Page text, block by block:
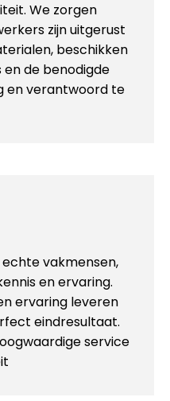
We zorgen
zijn uitgerust
beschikken
de benodigde
en verantwoord te
vakmensen,
en ervaring.
ervaring leveren
eindresultaat.
service